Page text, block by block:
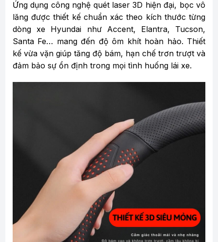
Ứng dụng công nghệ quét laser 3D hiện đại, bọc vô
lăng được thiết kế chuẩn xác theo kích thước từng
dòng xe Hyundai như Accent, Elantra, Tucson,
Santa Fe… mang đến độ ôm khít hoàn hảo. Thiết
kế vừa vặn giúp tăng độ bám, hạn chế trơn trượt và
đảm bảo sự ổn định trong mọi tình huống lái xe.